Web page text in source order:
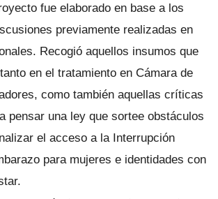
fue elaborado en base a los
previamente realizadas en
Recogió aquellos insumos que
en el tratamiento en Cámara de
como también aquellas críticas
pensar una ley que sortee obstáculos
el acceso a la Interrupción
para mujeres e identidades con